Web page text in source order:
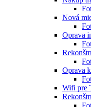
Nová
Oprava
Oprava
Wifi pre